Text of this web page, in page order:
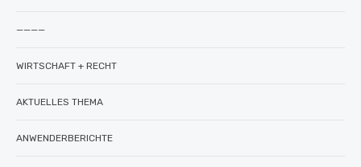
————
WIRTSCHAFT + RECHT
AKTUELLES THEMA
ANWENDERBERICHTE